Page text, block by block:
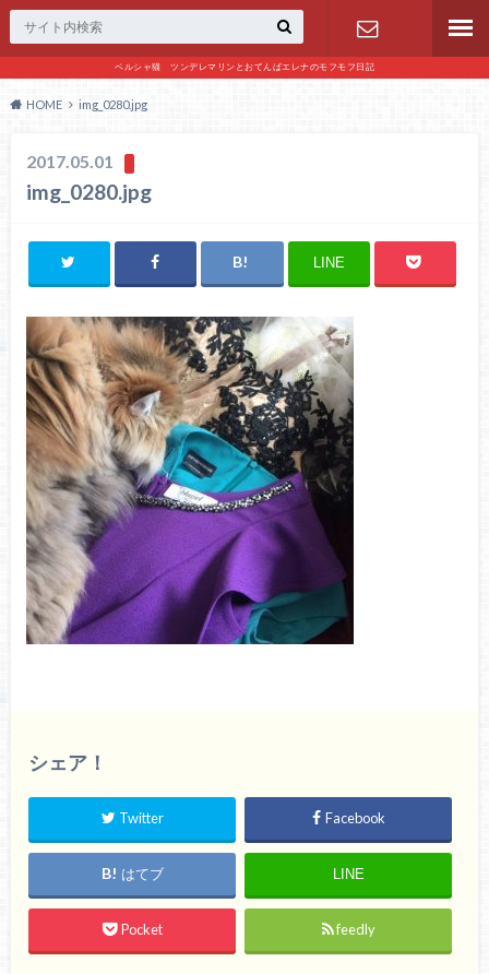
ペルシャ猫 ツンデレマリンとおてんばエレナのモフモフ日記
お問い合わ
HOME img_0280.jpg
2017.05.01
img_0280.jpg
LINE
シェア！
Twitter Facebook
はてブ LINE
Pocket feedly